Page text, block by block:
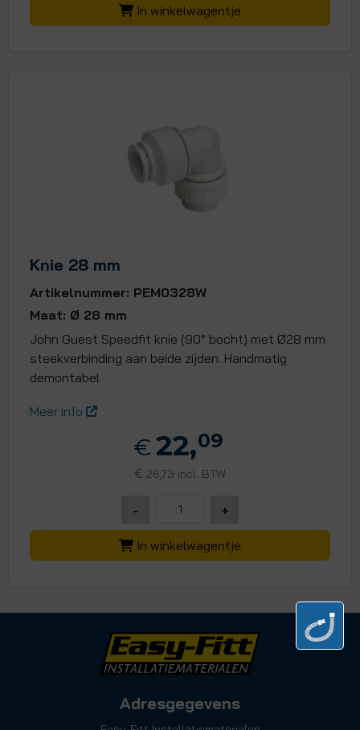
In winkelwagentje
Knie 28 mm
Artikelnummer: PEM0328W
Maat: Ø 28 mm
John Guest Speedfit knie (90° bocht) met Ø28 mm
steekverbinding aan beide zijden. Handmatig
demontabel
Meer info
€ 22,09
€ 26,73 incl. BTW
- +
In winkelwagentje
Adresgegevens